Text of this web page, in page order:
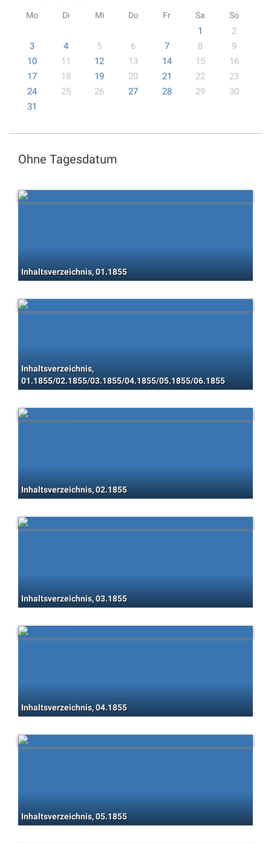
Mo Di Mi Do Fr Sa So
1
2
3
4 5 6 7 8
9
10
11 12 13 14 15
16
17
18 19 20 21 22
23
24
25 26 27 28 29
30
31
Ohne Tagesdatum
Inhaltsverzeichnis, 01.1855
Inhaltsverzeichnis,
01.1855/02.1855/03.1855/04.1855/05.1855/06.1855
Inhaltsverzeichnis, 02.1855
Inhaltsverzeichnis, 03.1855
Inhaltsverzeichnis, 04.1855
Inhaltsverzeichnis, 05.1855